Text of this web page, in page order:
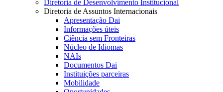
Diretoria de Desenvolvimento Institucional
Diretoria de Assuntos Internacionais
Apresentação Dai
Informações úteis
Ciência sem Fronteiras
Núcleo de Idiomas
NAIs
Documentos Dai
Instituições parceiras
Mobilidade